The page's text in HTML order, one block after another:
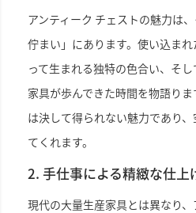
アンティーク チェストの魅力は
佇まい」にあります。使い込ま
って生まれる独特の色合い、そ
家具が歩んできた時間を物語り
は決して得られない魅力であり
てくれます。
2. 手仕事による精緻な仕上
現代の大量生産家具とは異なり